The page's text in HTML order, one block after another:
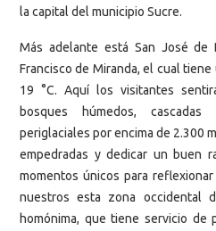
la capital del municipio Sucre.
Más adelante está San José de
Francisco de Miranda, el cual
19 °C. Aquí los visitantes
bosques húmedos,
periglaciales por encima de 2.300
empedradas y dedicar un buen
momentos únicos para
nuestros esta zona occidental
homónima, que tiene servicio de